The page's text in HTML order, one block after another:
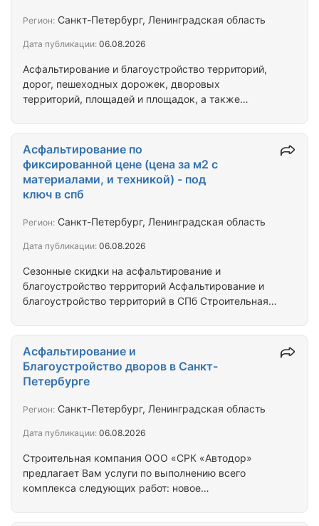
асфальтирование территории  Ямочный ремонт
и природного камня  Озеленение, ландшафтный
Асфальтирование и благоустройство территорий,
дорог, пешеходных дорожек, дворовых
территорий, площадей и площадок, а также
огромный опыт работы, и выгодные условия для
клиентов.
Регион: Санкт-Петербург, Ленинградская область
Дата публикации: 06.08.2026
Сезонные скидки на асфальтирование и
благоустройство территорий Асфальтирование и
благоустройство территорий в СПб Строительная
следующих работ: новое строительство,
реконструкция, капитальный, и текущий ремонты
асфальтобетонных покрытий автомобильных
дорог, и дворовых территорий. Благоустройство
территорий: устройство проездов, пешеходных
смесей, установка бортовых камней,…
Асфальтирование по
фиксированной цене (цена за м2 с
материалами, и техникой) - под
ключ в спб
Регион: Санкт-Петербург, Ленинградская область
Дата публикации: 06.08.2026
Строительная компания ООО «СРК «Автодор»
предлагает Вам услуги по выполнению всего
комплекса следующих работ: новое
Асфальтирование и
Благоустройство дворов в Санкт-
Петербурге
Регион: Санкт-Петербург, Ленинградская область
Дата публикации: 06.08.2026